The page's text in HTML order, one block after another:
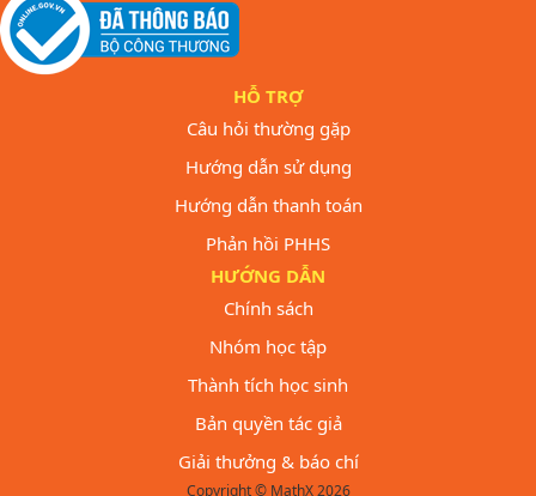
HỖ TRỢ
Câu hỏi thường gặp
Hướng dẫn sử dụng
Hướng dẫn thanh toán
Phản hồi PHHS
HƯỚNG DẪN
Chính sách
Nhóm học tập
Thành tích học sinh
Bản quyền tác giả
Giải thưởng & báo chí
Copyright © MathX 2026